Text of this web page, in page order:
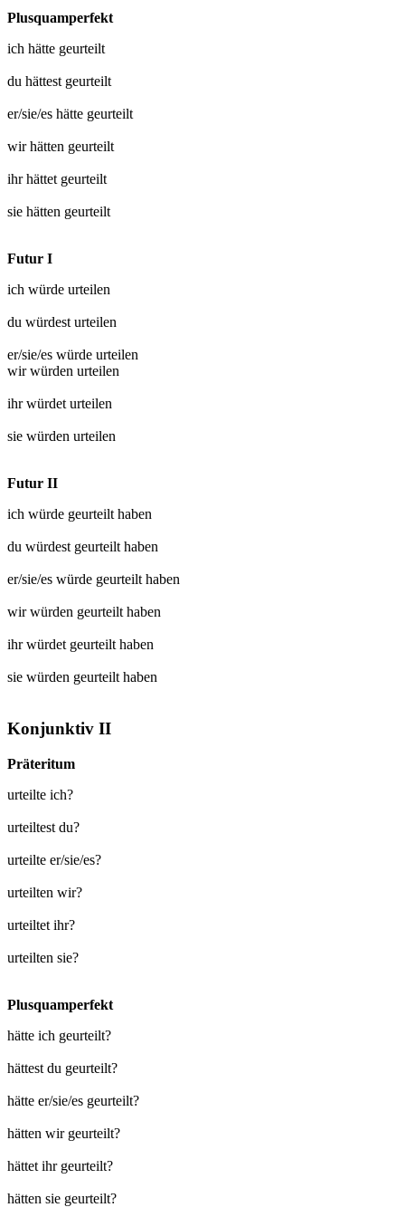
Plusquamperfekt
ich hätte geurteilt
du hättest geurteilt
er/sie/es hätte geurteilt
wir hätten geurteilt
ihr hättet geurteilt
sie hätten geurteilt
Futur I
ich würde urteilen
du würdesturteilen
er/sie/es würde urteilen
wir würden urteilen
ihr würdeturteilen
sie würden urteilen
Futur II
ich würde geurteilthaben
du würdest geurteilthaben
er/sie/es würde geurteilthaben
wir würden geurteilthaben
ihr würdet geurteilthaben
sie würden geurteilthaben
Konjunktiv II
Präteritum
urteilte ich?
urteiltest du?
urteilte er/sie/es?
urteilten wir?
urteiltet ihr?
urteilten sie?
Plusquamperfekt
hätte ich geurteilt?
hättest du geurteilt?
hätte er/sie/es geurteilt?
hätten wir geurteilt?
hättet ihr geurteilt?
hätten sie geurteilt?